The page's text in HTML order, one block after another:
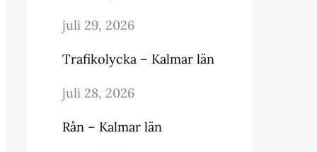
juli 29, 2026
Trafikolycka – Kalmar län
juli 28, 2026
Rån – Kalmar län